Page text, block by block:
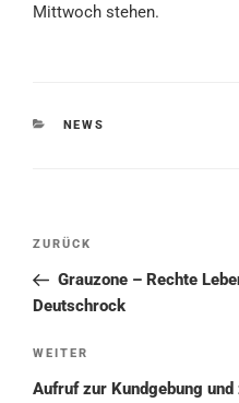
Mittwoch stehen.
KATEGORIEN
NEWS
Beitragsnavigation
Vorheriger
Beitrag
ZURÜCK
Grauzone – Rechte
Deutschrock
Nächster
Beitrag
WEITER
Aufruf zur Kundgebung